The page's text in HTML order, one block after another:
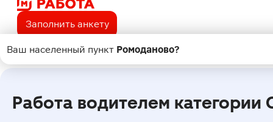
Поиск
Заполнить анкету
Работа водителем категории
Ваш населенный пункт Ромоданово?